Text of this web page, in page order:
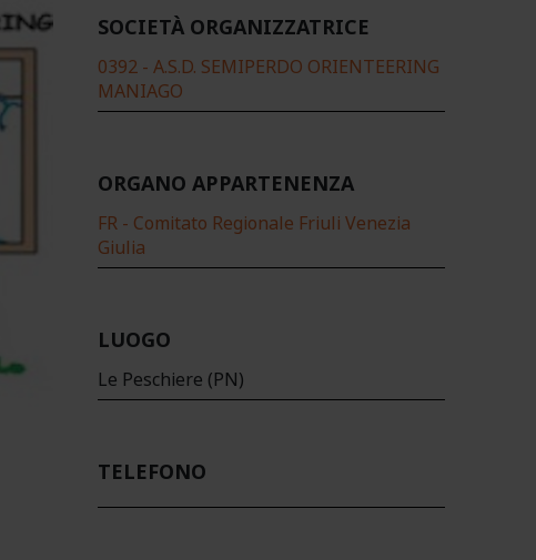
SOCIETÀ ORGANIZZATRICE
0392 - A.S.D. SEMIPERDO ORIENTEERING
MANIAGO
ORGANO APPARTENENZA
FR - Comitato Regionale Friuli Venezia
Giulia
LUOGO
Le Peschiere (PN)
TELEFONO